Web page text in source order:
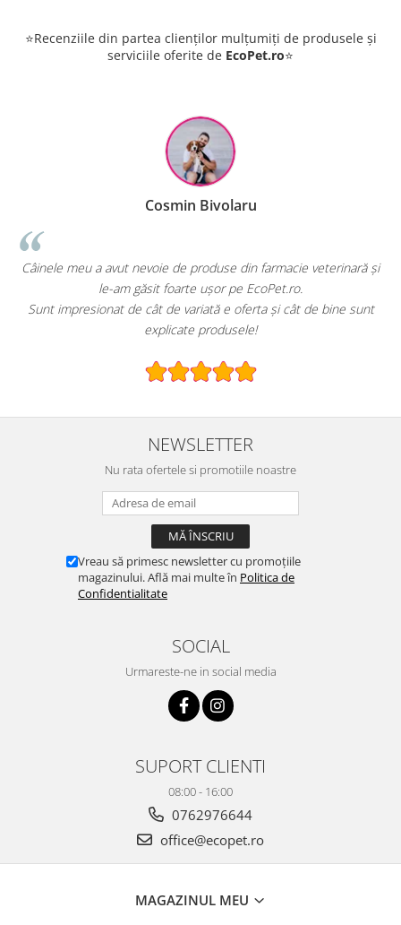
⭐Recenziile din partea clienților mulțumiți de produsele și
serviciile oferite de EcoPet.ro⭐
Cosmin Bivolaru
Câinele meu a avut nevoie de produse din farmacie veterinară și
le-am găsit foarte ușor pe EcoPet.ro.
Sunt impresionat de cât de variată e oferta și cât de bine sunt
explicate produsele!
NEWSLETTER
Nu rata ofertele si promotiile noastre
Vreau să primesc newsletter cu promoțiile
magazinului. Află mai multe în Politica de
Confidentialitate
SOCIAL
Urmareste-ne in social media
SUPORT CLIENTI
08:00 - 16:00
0762976644
office@ecopet.ro
MAGAZINUL MEU